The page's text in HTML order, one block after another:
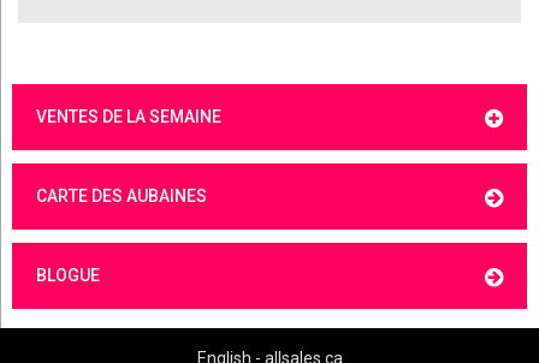
VENTES DE LA SEMAINE
CARTE DES AUBAINES
BLOGUE
English - allsales.ca